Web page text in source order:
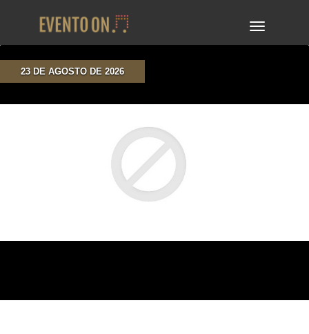
TOGGLE
23 DE AGOSTO DE 2026